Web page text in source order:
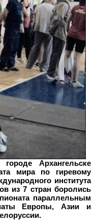
Архангельске
мира по гиревому
института
из 7 стран боролись
параллельным
Европы, Азии и